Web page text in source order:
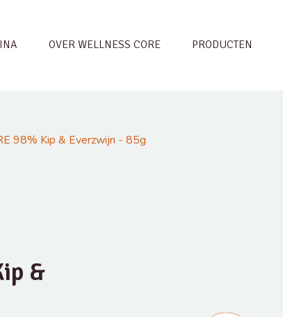
OVER WELLNESS CORE PRODUCTEN
98% Kip & Everzwijn - 85g
&